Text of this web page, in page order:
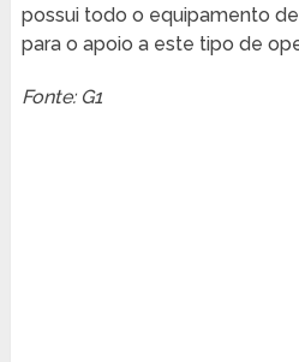
possui todo o equipamento
para o apoio a este tipo de
Fonte: G1